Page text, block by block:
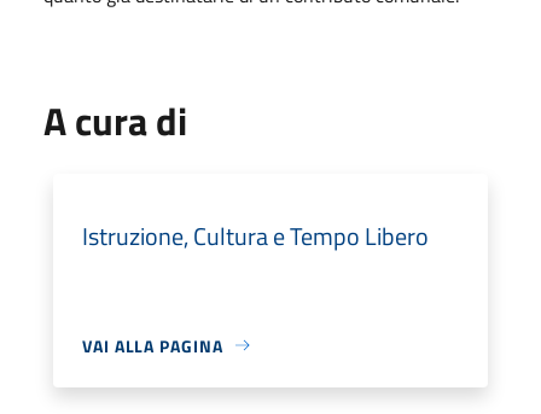
A cura di
Istruzione, Cultura e Tempo Libero
VAI ALLA PAGINA